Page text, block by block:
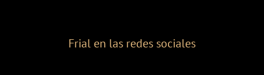
Frial en las redes sociales